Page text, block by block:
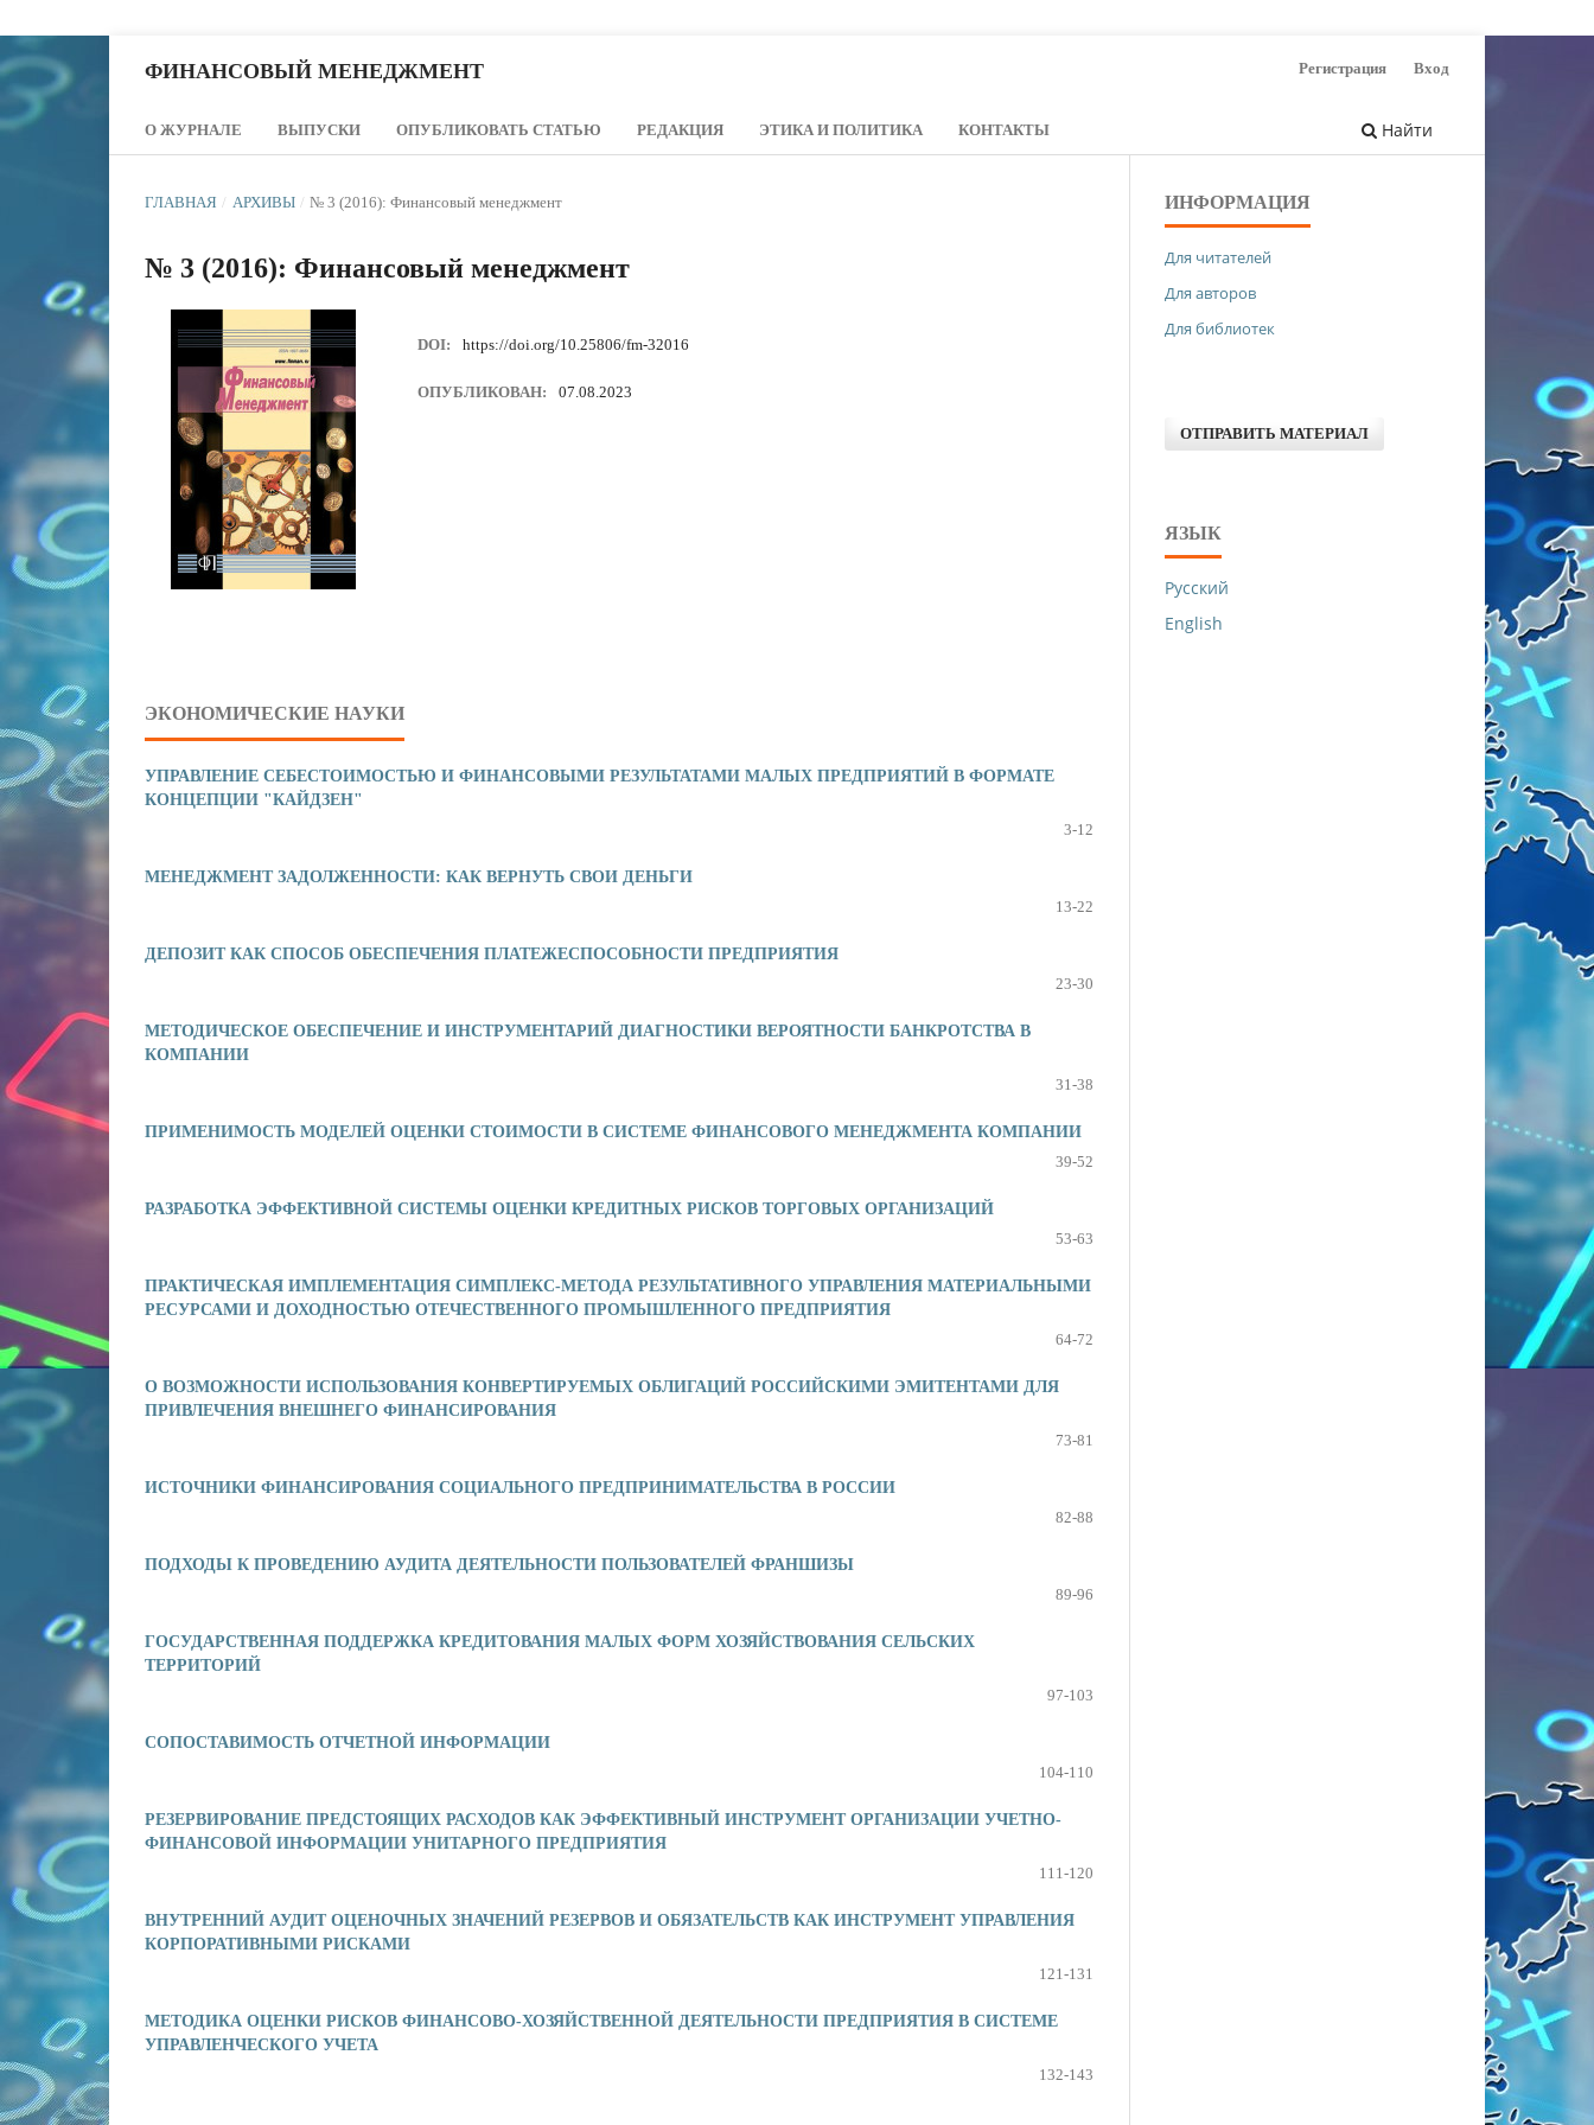
ФИНАНСОВЫЙ МЕНЕДЖМЕНТ
О ЖУРНАЛЕ ВЫПУСКИ ОПУБЛИКОВАТЬ СТАТЬЮ РЕДАКЦИЯ ЭТИКА И ПОЛИТИКА КОНТАКТЫ Найти
Регистрация Вход
ГЛАВНАЯ / АРХИВЫ / № 3 (2016): Финансовый менеджмент
№ 3 (2016): Финансовый менеджмент
DOI: https://doi.org/10.25806/fm-32016
ОПУБЛИКОВАН: 07.08.2023
ЭКОНОМИЧЕСКИЕ НАУКИ
УПРАВЛЕНИЕ СЕБЕСТОИМОСТЬЮ И ФИНАНСОВЫМИ РЕЗУЛЬТАТАМИ МАЛЫХ ПРЕДПРИЯТИЙ В ФОРМАТЕ
КОНЦЕПЦИИ "КАЙДЗЕН"
3-12
МЕНЕДЖМЕНТ ЗАДОЛЖЕННОСТИ: КАК ВЕРНУТЬ СВОИ ДЕНЬГИ
13-22
ДЕПОЗИТ КАК СПОСОБ ОБЕСПЕЧЕНИЯ ПЛАТЕЖЕСПОСОБНОСТИ ПРЕДПРИЯТИЯ
23-30
МЕТОДИЧЕСКОЕ ОБЕСПЕЧЕНИЕ И ИНСТРУМЕНТАРИЙ ДИАГНОСТИКИ ВЕРОЯТНОСТИ БАНКРОТСТВА В
КОМПАНИИ
31-38
ПРИМЕНИМОСТЬ МОДЕЛЕЙ ОЦЕНКИ СТОИМОСТИ В СИСТЕМЕ ФИНАНСОВОГО МЕНЕДЖМЕНТА КОМПАНИИ
39-52
РАЗРАБОТКА ЭФФЕКТИВНОЙ СИСТЕМЫ ОЦЕНКИ КРЕДИТНЫХ РИСКОВ ТОРГОВЫХ ОРГАНИЗАЦИЙ
53-63
ПРАКТИЧЕСКАЯ ИМПЛЕМЕНТАЦИЯ СИМПЛЕКС-МЕТОДА РЕЗУЛЬТАТИВНОГО УПРАВЛЕНИЯ МАТЕРИАЛЬНЫМИ
РЕСУРСАМИ И ДОХОДНОСТЬЮ ОТЕЧЕСТВЕННОГО ПРОМЫШЛЕННОГО ПРЕДПРИЯТИЯ
64-72
О ВОЗМОЖНОСТИ ИСПОЛЬЗОВАНИЯ КОНВЕРТИРУЕМЫХ ОБЛИГАЦИЙ РОССИЙСКИМИ ЭМИТЕНТАМИ ДЛЯ
ПРИВЛЕЧЕНИЯ ВНЕШНЕГО ФИНАНСИРОВАНИЯ
73-81
ИСТОЧНИКИ ФИНАНСИРОВАНИЯ СОЦИАЛЬНОГО ПРЕДПРИНИМАТЕЛЬСТВА В РОССИИ
82-88
ПОДХОДЫ К ПРОВЕДЕНИЮ АУДИТА ДЕЯТЕЛЬНОСТИ ПОЛЬЗОВАТЕЛЕЙ ФРАНШИЗЫ
89-96
ГОСУДАРСТВЕННАЯ ПОДДЕРЖКА КРЕДИТОВАНИЯ МАЛЫХ ФОРМ ХОЗЯЙСТВОВАНИЯ СЕЛЬСКИХ
ТЕРРИТОРИЙ
97-103
СОПОСТАВИМОСТЬ ОТЧЕТНОЙ ИНФОРМАЦИИ
104-110
РЕЗЕРВИРОВАНИЕ ПРЕДСТОЯЩИХ РАСХОДОВ КАК ЭФФЕКТИВНЫЙ ИНСТРУМЕНТ ОРГАНИЗАЦИИ УЧЕТНО-
ФИНАНСОВОЙ ИНФОРМАЦИИ УНИТАРНОГО ПРЕДПРИЯТИЯ
111-120
ВНУТРЕННИЙ АУДИТ ОЦЕНОЧНЫХ ЗНАЧЕНИЙ РЕЗЕРВОВ И ОБЯЗАТЕЛЬСТВ КАК ИНСТРУМЕНТ УПРАВЛЕНИЯ
КОРПОРАТИВНЫМИ РИСКАМИ
121-131
МЕТОДИКА ОЦЕНКИ РИСКОВ ФИНАНСОВО-ХОЗЯЙСТВЕННОЙ ДЕЯТЕЛЬНОСТИ ПРЕДПРИЯТИЯ В СИСТЕМЕ
УПРАВЛЕНЧЕСКОГО УЧЕТА
132-143
ИНФОРМАЦИЯ
Для читателей
Для авторов
Для библиотек
ОТПРАВИТЬ МАТЕРИАЛ
ЯЗЫК
Русский
English